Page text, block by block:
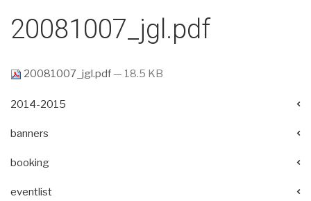
20081007_jgl.pdf
20081007_jgl.pdf— 18.5 KB
2014-2015
banners
booking
eventlist